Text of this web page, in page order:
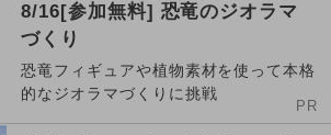
8/16[参加無料] 恐竜のジオラマ
づくり
恐竜フィギュアや植物素材を使って本格
的なジオラマづくりに挑戦
PR